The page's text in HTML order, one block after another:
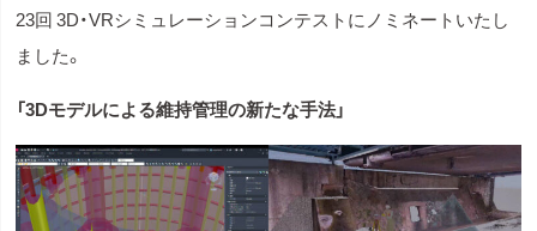
23回 3D・VRシミュレーションコンテストにノミネートいたし
ました。
「3Dモデルによる維持管理の新たな手法」